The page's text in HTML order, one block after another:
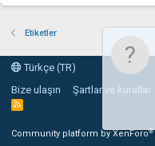
Etiketler
Türkçe (TR)
Bize ulaşın
Şartlar ve kurallar
R
S
Community platform by XenForo®